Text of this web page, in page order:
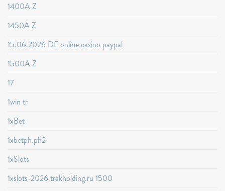
1400A Z
1450A Z
15.06.2026 DE online casino paypal
1500A Z
17
1win tr
1xBet
1xbetph.ph2
1xSlots
1xslots-2026.trakholding.ru 1500